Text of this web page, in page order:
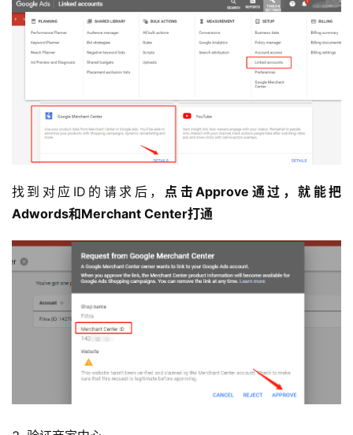
找到对应ID的请求后， 点击Approve通过，就能把
Adwords和Merchant Center打通